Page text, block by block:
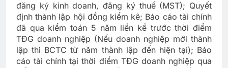
đăng ký kinh doanh, đăng ký thuế (MST); Quyết
định thành lập hội đồng kiểm kê; Báo cáo tài chính
đã qua kiểm toán 5 năm liền kề trước thời điểm
TĐG doanh nghiệp (Nếu doanh nghiệp mới thành
lập thì BCTC từ năm thành lập đến hiện tại); Báo
cáo tài chính tại thời điểm TĐG doanh nghiệp qua